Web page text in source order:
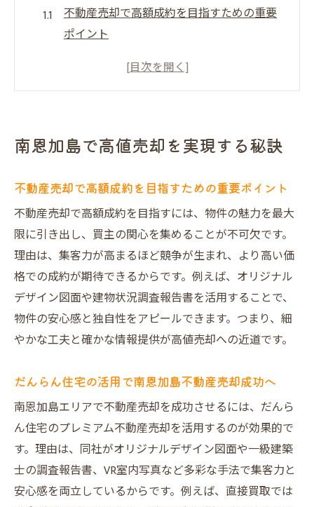
不動産売却で高額成約を目指すための重要
ポイント
だんらん住宅の活用で南恩加島不動産売却
プレミアム仲介が不動産売却に与えるメリ
大阪市大正区で評価される不動産売却の条
件とは
資産価値を最大化する不動産売却の賢い手
順
不動産売却に強いだんらん住宅の魅力とは
不動産売却専門だんらん住宅が選ばれる理
由
実績
プレミアム不動産売却の独自サービスに注
目
一級建築士による調査で不動産売却の安心
感向上
悪評を回避するだんらん住宅の対応力の秘
南恩加島で高値売却を実現する秘訣
不動産売却で高額成約を目指すための重要ポイント
不動産売却で高額成約を目指すには、物件の魅力を最大
限に引き出し、買主の関心を集めることが不可欠です。
理由は、集客力が高まるほど競争が生まれ、より高い価
格での成約が期待できるからです。例えば、オリジナル
デザイン図面や建物状況調査報告書を活用することで、
物件の安心感と独自性をアピールできます。つまり、細
やかな工夫と確かな情報提供が高値売却への近道です。
だんらん住宅の活用で南恩加島不動産売却成功へ
南恩加島エリアで不動産売却を成功させるには、だんら
ん住宅のプレミアム不動産売却を活用するのが効果的で
す。理由は、同社がオリジナルデザイン図面や一級建築
士の調査報告書、VR室内写真など多彩な手法で集客力と
安心感を両立しているからです。例えば、直接買取では